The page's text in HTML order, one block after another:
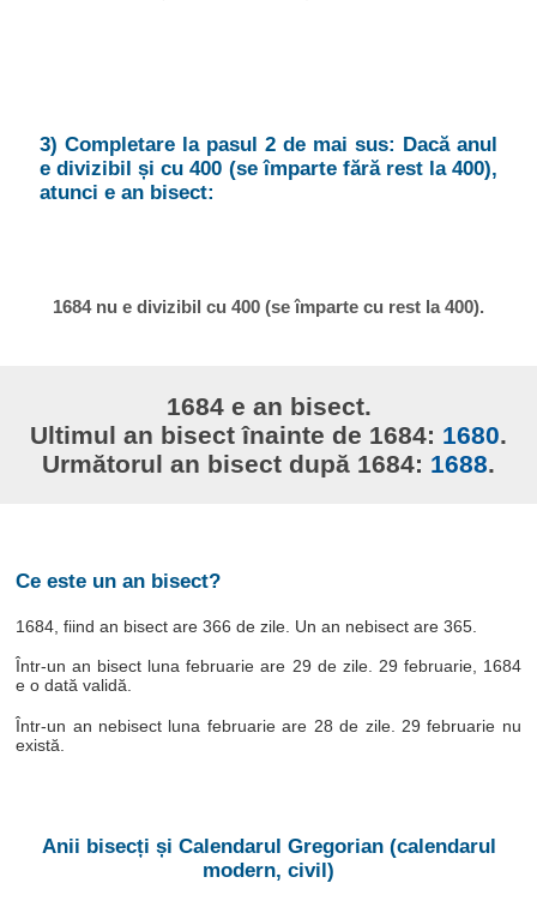
3) Completare la pasul 2 de mai sus: Dacă anul
e divizibil și cu 400 (se împarte fără rest la 400),
atunci e an bisect:
1684 nu e divizibil cu 400 (se împarte cu rest la 400).
1684 e an bisect.
Ultimul an bisect înainte de 1684: 1680.
Următorul an bisect după 1684: 1688.
Ce este un an bisect?
1684, fiind an bisect are 366 de zile. Un an nebisect are 365.
Într-un an bisect luna februarie are 29 de zile. 29 februarie, 1684
e o dată validă.
Într-un an nebisect luna februarie are 28 de zile. 29 februarie nu
există.
Anii bisecți și Calendarul Gregorian (calendarul
modern, civil)